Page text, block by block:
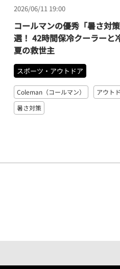
2026/06/11 19:00
コールマンの優秀「暑さ対
選！ 42時間保冷クーラーと
夏の救世主
スポーツ・アウトドア
Coleman（コールマン）
アウト
暑さ対策